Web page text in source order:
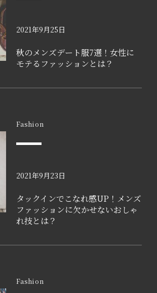
2021年9月25日
秋のメンズデート服7選！女性に
モテるファッションとは？
Fashion
2021年9月23日
タックインでこなれ感UP！メンズ
ファッションに欠かせないおしゃ
れ技とは？
Fashion